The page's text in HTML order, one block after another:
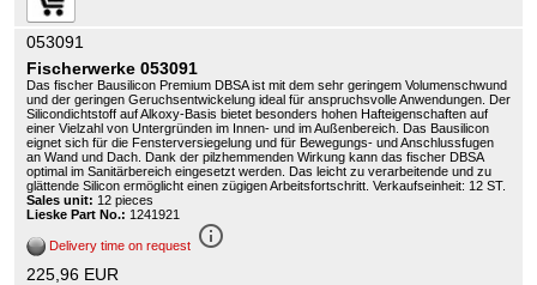
053091
Fischerwerke 053091
Das fischer Bausilicon Premium DBSA ist mit dem sehr geringem Volumenschwund
und der geringen Geruchsentwickelung ideal für anspruchsvolle Anwendungen. Der
Silicondichtstoff auf Alkoxy-Basis bietet besonders hohen Hafteigenschaften auf
einer Vielzahl von Untergründen im Innen- und im Außenbereich. Das Bausilicon
eignet sich für die Fensterversiegelung und für Bewegungs- und Anschlussfugen
an Wand und Dach. Dank der pilzhemmenden Wirkung kann das fischer DBSA
optimal im Sanitärbereich eingesetzt werden. Das leicht zu verarbeitende und zu
glättende Silicon ermöglicht einen zügigen Arbeitsfortschritt. Verkaufseinheit: 12 ST.
Sales unit: 12 pieces
Lieske Part No.: 1241921
Delivery time on request info_outline
225,96 EUR